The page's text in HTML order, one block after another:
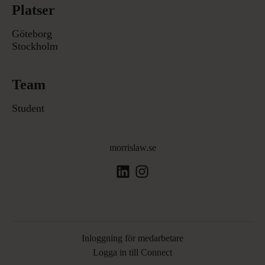
Platser
Göteborg
Stockholm
Team
Student
morrislaw.se
Inloggning för medarbetare
Logga in till Connect